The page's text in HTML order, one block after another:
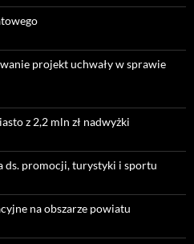
projekt uchwały w sprawie
z 2,2 mln zł nadwyżki
ds. promocji, turystyki i sportu
na obszarze powiatu